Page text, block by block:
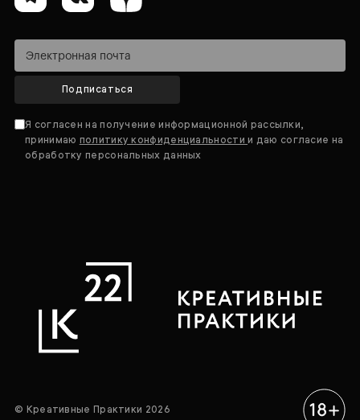
Подписаться
Я согласен на получение информационной рассылки,
принимаю политику конфиденциальностии даю согласие на
обработку персональных данных
© Креативные Практики 2026